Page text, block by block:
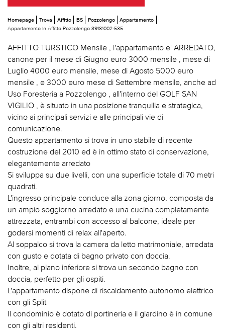
Homepage Trova Affitto BS Pozzolengo
Appartamento
Appartamento In Affitto Pozzolengo 39181002-535
AFFITTO TURSTICO Mensile , l'appartamento e' ARREDATO,
canone per il mese di Giugno euro 3000 mensile , mese di
Luglio 4000 euro mensile, mese di Agosto 5000 euro
mensile , e 3000 euro mese di Settembre mensile, anche ad
Uso Foresteria a Pozzolengo , all'interno del GOLF SAN
VIGILIO , è situato in una posizione tranquilla e strategica,
vicino ai principali servizi e alle principali vie di
comunicazione.
Questo appartamento si trova in uno stabile di recente
costruzione del 2010 ed è in ottimo stato di conservazione,
elegantemente arredato
Si sviluppa su due livelli, con una superficie totale di 70 metri
quadrati.
L'ingresso principale conduce alla zona giorno, composta da
un ampio soggiorno arredato e una cucina completamente
attrezzata, entrambi con accesso al balcone, ideale per
godersi momenti di relax all'aperto.
Al soppalco si trova la camera da letto matrimoniale, arredata
con gusto e dotata di bagno privato con doccia.
Inoltre, al piano inferiore si trova un secondo bagno con
doccia, perfetto per gli ospiti.
L'appartamento dispone di riscaldamento autonomo elettrico
con gli Split
Il condominio è dotato di portineria e il giardino è in comune
con gli altri residenti.